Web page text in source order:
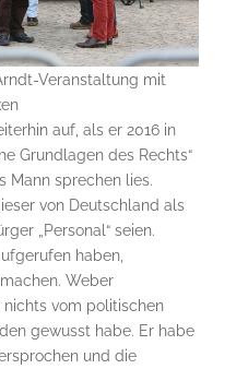
Veranstaltung mit
auf, als er 2016 in
Grundlagen des Rechts“
Mann sprechen lies.
von Deutschland als
„Personal“ seien.
haben,
Weber
vom politischen
gewusst habe. Er habe
und die